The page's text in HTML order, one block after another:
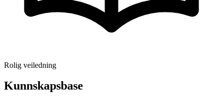
Rolig veiledning
Kunnskapsbase